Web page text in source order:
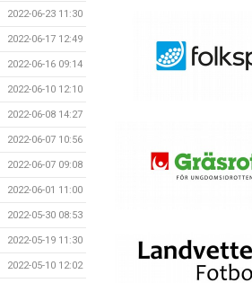
2022-06-23 11:30
2022-06-17 12:49
2022-06-16 09:14
2022-06-10 12:10
2022-06-08 14:27
2022-06-07 10:56
2022-06-07 09:08
2022-06-01 11:00
2022-05-30 08:53
2022-05-19 11:30
2022-05-10 12:02